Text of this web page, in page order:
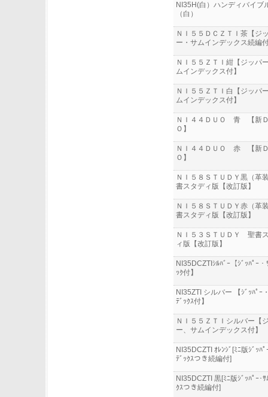
NI35H(白）ハンディバイブ
（白）
ＮＩ５５ＤＣＺＴＩ茶【ジ
ー・サムインデックス続編
ＮＩ５５ＺＴＩ紺【ジッパ
ムインデックス付】
ＮＩ５５ＺＴＩ白【ジッパ
ムインデックス付】
ＮＩ４４ＤＵＯ 青 【新
Ｏ】
ＮＩ４４ＤＵＯ 赤 【新
Ｏ】
ＮＩ５８ＳＴＵＤＹ黒（革
書スタディ版【改訂版】
ＮＩ５８ＳＴＵＤＹ赤（革
書スタディ版【改訂版】
ＮＩ５３ＳＴＵＤＹ 聖書
ィ版【改訂版】
NI35DCZTIｼﾙﾊﾞｰ【ｼﾞｯﾊﾟｰ・
ｯｸ付】
NI35ZTI シルバー 【ｼﾞｯﾊﾟｰ
ﾃﾞｯｸｽ付】
ＮＩ５５ＺＴＩシルバー【
ー、サムインデックス付】
NI35DCZTI ｵﾚﾝｼﾞ[ﾐﾆ版ｼﾞｯﾊﾟ
ﾃﾞｯｸｽつき続編付]
NI35DCZTI 黒[ﾐﾆ版ｼﾞｯﾊﾟｰ･ｻ
ｸｽつき続編付]